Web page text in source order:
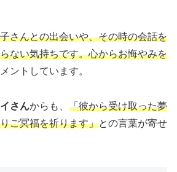
さんとの出会いや、その時の会話を
ない気持ちです。心からお悔やみを
ントしています。
さんからも、 「彼から受け取った夢
ご冥福を祈ります」との言葉が寄せ